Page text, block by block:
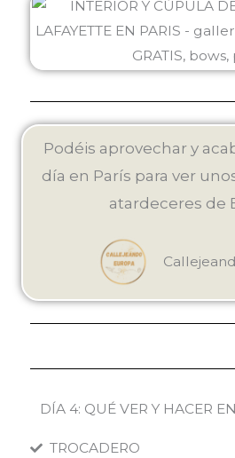
Podéis aprovechar y
día en París para ver
atardeceres de
DÍA 4: QUÉ VER Y HACER
TROCADERO